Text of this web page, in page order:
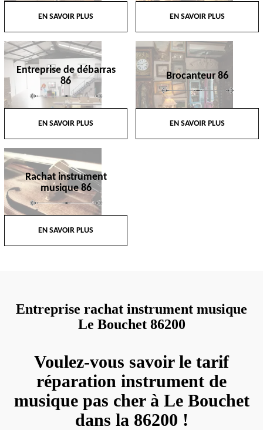
EN SAVOIR PLUS EN SAVOIR PLUS
Entreprise de débarras
86
EN SAVOIR PLUS
Brocanteur 86
EN SAVOIR PLUS
Rachat instrument
musique 86
EN SAVOIR PLUS
Entreprise rachat instrument musique
Le Bouchet 86200
Voulez-vous savoir le tarif
réparation instrument de
musique pas cher à Le Bouchet
dans la 86200 !